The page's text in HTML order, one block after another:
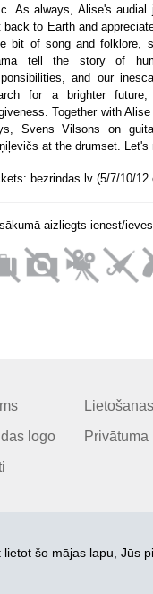
As always, Alise's
back to Earth and
bit of song and folklore,
tell the story of
and our
for a brighter
Together with
Svens Vilsons on
at the drumset. Let's
bezrindas.lv (5/7/10/12
aizliegts ienest/
logo
Privātuma
©
šo mājas lapu, Jūs